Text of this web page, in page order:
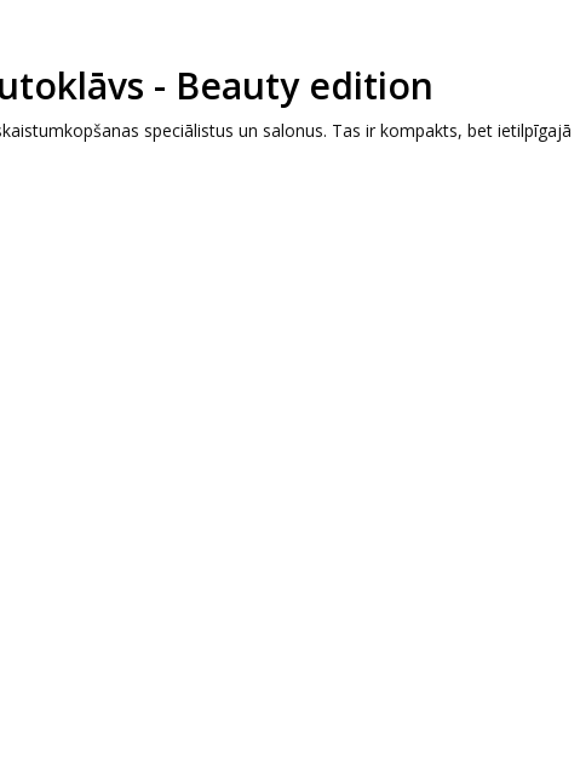
- Beauty edition
speciālistus un salonus. Tas ir kompakts, bet ietilpīgajā